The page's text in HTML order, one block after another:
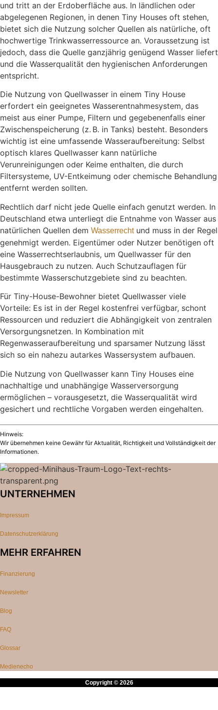
und tritt an der Erdoberfläche aus. In ländlichen oder
abgelegenen Regionen, in denen Tiny Houses oft stehen,
bietet sich die Nutzung solcher Quellen als natürliche, oft
hochwertige Trinkwasserressource an. Voraussetzung ist
jedoch, dass die Quelle ganzjährig genügend Wasser liefert
und die Wasserqualität den hygienischen Anforderungen
entspricht.
Die Nutzung von Quellwasser in einem Tiny House
erfordert ein geeignetes Wasserentnahmesystem, das
meist aus einer Pumpe, Filtern und gegebenenfalls einer
Zwischenspeicherung (z. B. in Tanks) besteht. Besonders
wichtig ist eine umfassende Wasseraufbereitung: Selbst
optisch klares Quellwasser kann natürliche
Verunreinigungen oder Keime enthalten, die durch
Filtersysteme, UV-Entkeimung oder chemische Behandlung
entfernt werden sollten.
Rechtlich darf nicht jede Quelle einfach genutzt werden. In
Deutschland etwa unterliegt die Entnahme von Wasser aus
natürlichen Quellen dem Wasserrechtund muss in der Regel
genehmigt werden. Eigentümer oder Nutzer benötigen oft
eine Wasserrechtserlaubnis, um Quellwasser für den
Hausgebrauch zu nutzen. Auch Schutzauflagen für
bestimmte Wasserschutzgebiete sind zu beachten.
Für Tiny-House-Bewohner bietet Quellwasser viele
Vorteile: Es ist in der Regel kostenfrei verfügbar, schont
Ressourcen und reduziert die Abhängigkeit von zentralen
Versorgungsnetzen. In Kombination mit
Regenwasseraufbereitung und sparsamer Nutzung lässt
sich so ein nahezu autarkes Wassersystem aufbauen.
Die Nutzung von Quellwasser kann Tiny Houses eine
nachhaltige und unabhängige Wasserversorgung
ermöglichen – vorausgesetzt, die Wasserqualität wird
gesichert und rechtliche Vorgaben werden eingehalten.
Hinweis:
Wir übernehmen keine Gewähr für Aktualität, Richtigkeit und Vollständigkeit der
Informationen.
UNTERNEHMEN
Impressum
Datenschutzerklärung
MEHR ERFAHREN
Finanzierung
Newsletter
Blog
FAQ
Glossar
Medienecho
Copyright © 2026